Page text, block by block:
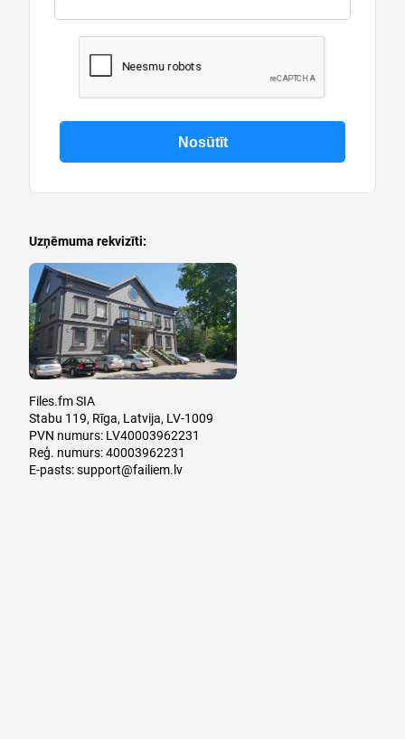
Uzņēmuma rekvizīti:
Files.fm SIA
Stabu 119, Rīga, Latvija, LV-1009
PVN numurs: LV40003962231
Reģ. numurs: 40003962231
E-pasts:support@failiem.lv